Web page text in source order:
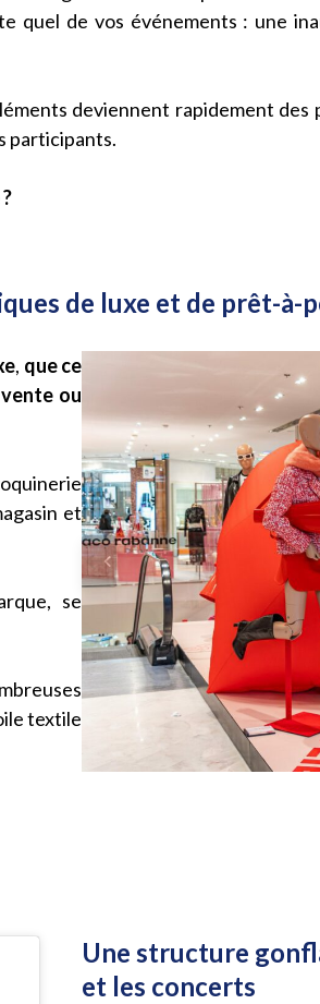
quel de vos événements : une
deviennent rapidement
participants.
de luxe et de prêt-à-
, que ce
ou
et
se
textile
Une structure
et les concerts